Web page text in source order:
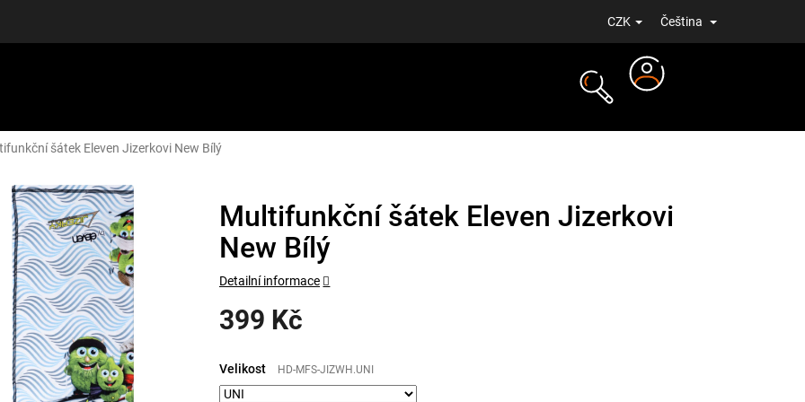
CZK Čeština
šátek Eleven Jizerkovi New Bílý
Multifunkční šátek Eleven Jizerkovi
New Bílý
399 Kč
cena:
Velikost HD-MFS-JIZWH.UNI
Detailní informace